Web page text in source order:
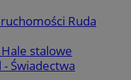
Ruda
stalowe
Świadectwa